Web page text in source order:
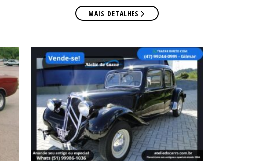
MAIS DETALHES